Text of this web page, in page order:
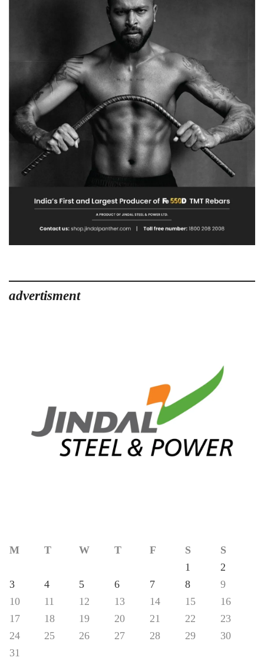
advertisment
M T W T F S
S
1
2
3
4 5 6 7 8
9
10
11 12 13 14 15
16
17
18 19 20 21 22
23
24
25 26 27 28 29
30
31